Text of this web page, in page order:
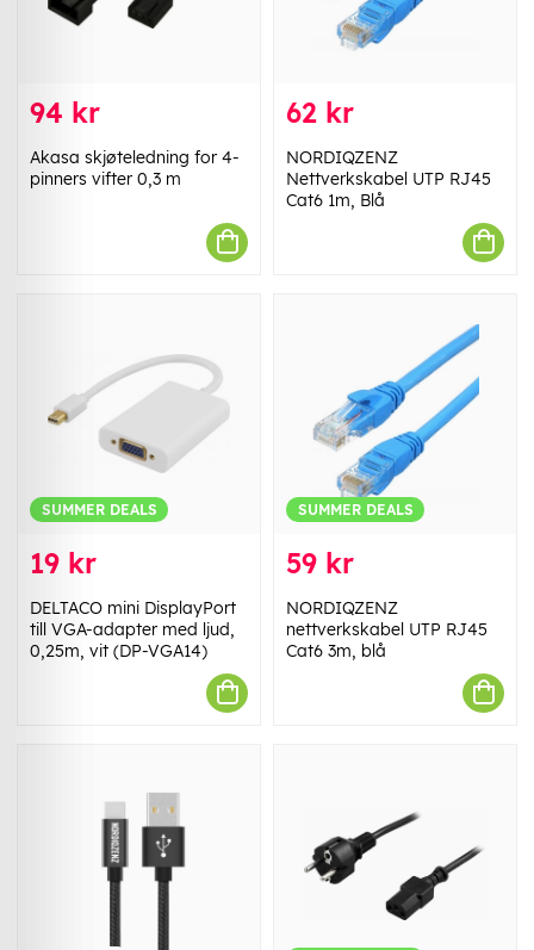
94 kr
Akasa skjøteledning for 4-
pinners vifter 0,3 m
62 kr
NORDIQZENZ
Nettverkskabel UTP RJ45
Cat6 1m, Blå
SUMMER DEALS
19 kr
DELTACO mini DisplayPort
till VGA-adapter med ljud,
0,25m, vit (DP-VGA14)
SUMMER DEALS
59 kr
NORDIQZENZ
nettverkskabel UTP RJ45
Cat6 3m, blå